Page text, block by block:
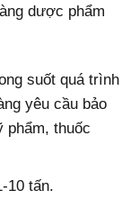
dược phẩm
suốt quá trình
yêu cầu bảo
phẩm, thuốc
10 tấn.